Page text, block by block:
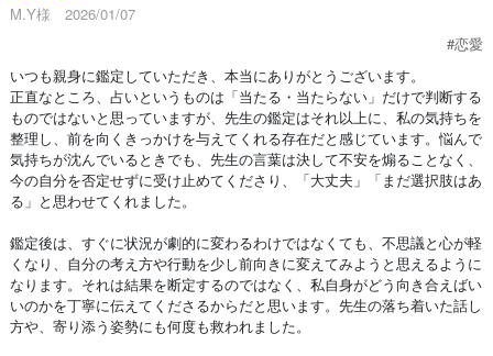
M.Y様 2026/01/07
#恋愛
いつも親身に鑑定していただき、本当にありがとうございます。
正直なところ、占いというものは「当たる・当たらない」だけで判断する
ものではないと思っていますが、先生の鑑定はそれ以上に、私の気持ちを
整理し、前を向くきっかけを与えてくれる存在だと感じています。悩んで
気持ちが沈んでいるときでも、先生の言葉は決して不安を煽ることなく、
今の自分を否定せずに受け止めてくださり、「大丈夫」「まだ選択肢はあ
る」と思わせてくれました。
鑑定後は、すぐに状況が劇的に変わるわけではなくても、不思議と心が軽
くなり、自分の考え方や行動を少し前向きに変えてみようと思えるように
なります。それは結果を断定するのではなく、私自身がどう向き合えばい
いのかを丁寧に伝えてくださるからだと思います。先生の落ち着いた話し
方や、寄り添う姿勢にも何度も救われました。